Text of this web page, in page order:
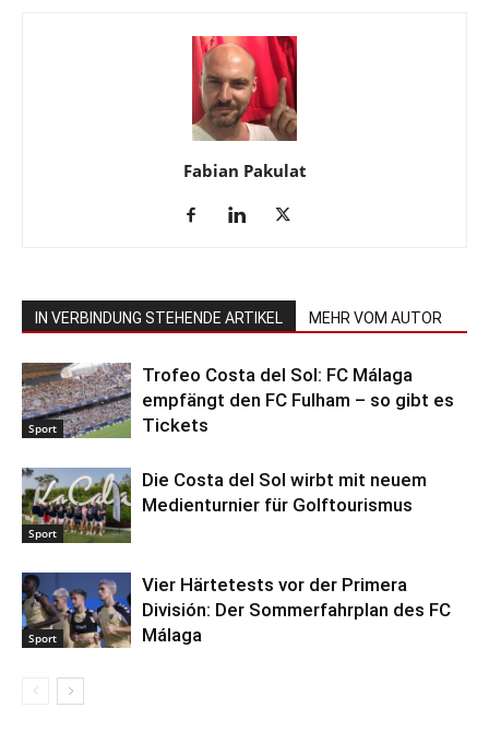
Fabian Pakulat
IN VERBINDUNG STEHENDE ARTIKEL MEHR VOM AUTOR
Sport
Trofeo Costa del Sol: FC Málaga
empfängt den FC Fulham – so gibt es
Tickets
Sport
Die Costa del Sol wirbt mit neuem
Medienturnier für Golftourismus
Sport
Vier Härtetests vor der Primera
División: Der Sommerfahrplan des FC
Málaga